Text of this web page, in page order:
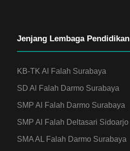
Jenjang Lembaga Pendidikan
KB-TK Al Falah Surabaya
SD Al Falah Darmo Surabaya
SMP Al Falah Darmo Surabaya
SMP Al Falah Deltasari Sidoarjo
SMA AL Falah Darmo Surabaya